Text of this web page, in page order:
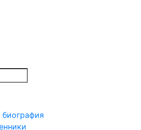
биография